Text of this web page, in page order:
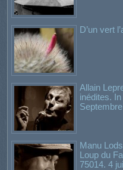
D’un vert
Allain
inédites.
Manu
Loup du
75014. 4